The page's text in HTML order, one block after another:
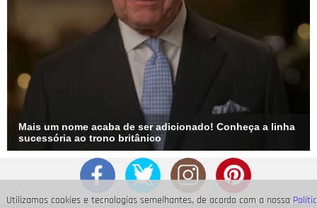
Utilizamos cookies e tecnologias semelhantes, de acordo com a nossa
Mais um nome acaba de ser adicionado! Conheça a linha
sucessória ao trono britânico